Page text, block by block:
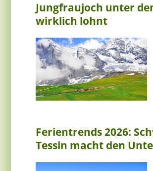
Jungfraujoch unter
wirklich lohnt
Ferientrends 2026:
Tessin macht den